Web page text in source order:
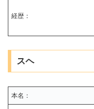
経歴：
スヘ
本名：